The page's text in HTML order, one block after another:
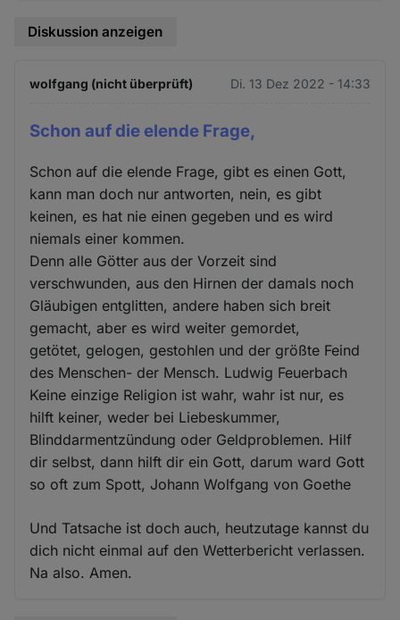
Diskussion anzeigen
wolfgang (nicht überprüft) Di. 13 Dez 2022 - 14:33
Schon auf die elende Frage,
Schon auf die elende Frage, gibt es einen Gott,
kann man doch nur antworten, nein, es gibt
keinen, es hat nie einen gegeben und es wird
niemals einer kommen.
Denn alle Götter aus der Vorzeit sind
verschwunden, aus den Hirnen der damals noch
Gläubigen entglitten, andere haben sich breit
gemacht, aber es wird weiter gemordet,
getötet, gelogen, gestohlen und der größte Feind
des Menschen- der Mensch. Ludwig Feuerbach
Keine einzige Religion ist wahr, wahr ist nur, es
hilft keiner, weder bei Liebeskummer,
Blinddarmentzündung oder Geldproblemen. Hilf
dir selbst, dann hilft dir ein Gott, darum ward Gott
so oft zum Spott, Johann Wolfgang von Goethe
Und Tatsache ist doch auch, heutzutage kannst du
dich nicht einmal auf den Wetterbericht verlassen.
Na also. Amen.